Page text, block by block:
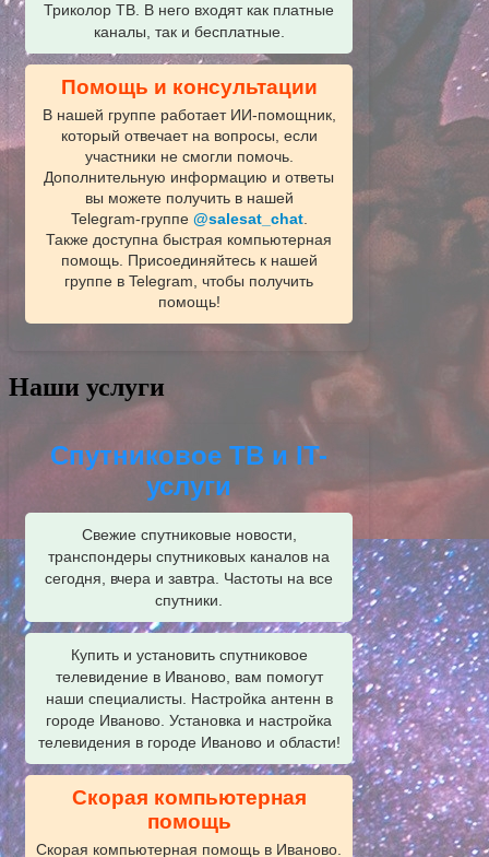
Триколор ТВ. В него входят как платные
каналы, так и бесплатные.
Помощь и консультации
В нашей группе работает ИИ‑помощник,
который отвечает на вопросы, если
участники не смогли помочь.
Дополнительную информацию и ответы
вы можете получить в нашей
Telegram‑группе @salesat_chat.
Также доступна быстрая компьютерная
помощь. Присоединяйтесь к нашей
группе в Telegram, чтобы получить
помощь!
Наши услуги
Спутниковое ТВ и IT-
услуги
Свежие спутниковые новости,
транспондеры спутниковых каналов на
сегодня, вчера и завтра. Частоты на все
спутники.
Купить и установить спутниковое
телевидение в Иваново, вам помогут
наши специалисты. Настройка антенн в
городе Иваново. Установка и настройка
телевидения в городе Иваново и области!
Скорая компьютерная
помощь
Скорая компьютерная помощь в Иваново.